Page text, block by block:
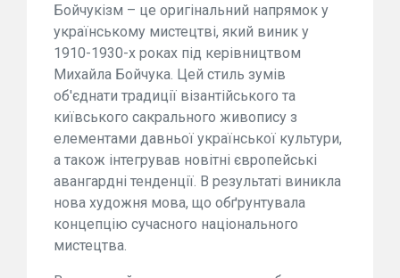
Бойчукізм – це оригінальний напрямок у
українському мистецтві, який виник у
1910-1930-х роках під керівництвом
Михайла Бойчука. Цей стиль зумів
об'єднати традиції візантійського та
київського сакрального живопису з
елементами давньої української культури,
а також інтегрував новітні європейські
авангардні тенденції. В результаті виникла
нова художня мова, що обґрунтувала
концепцію сучасного національного
мистецтва.